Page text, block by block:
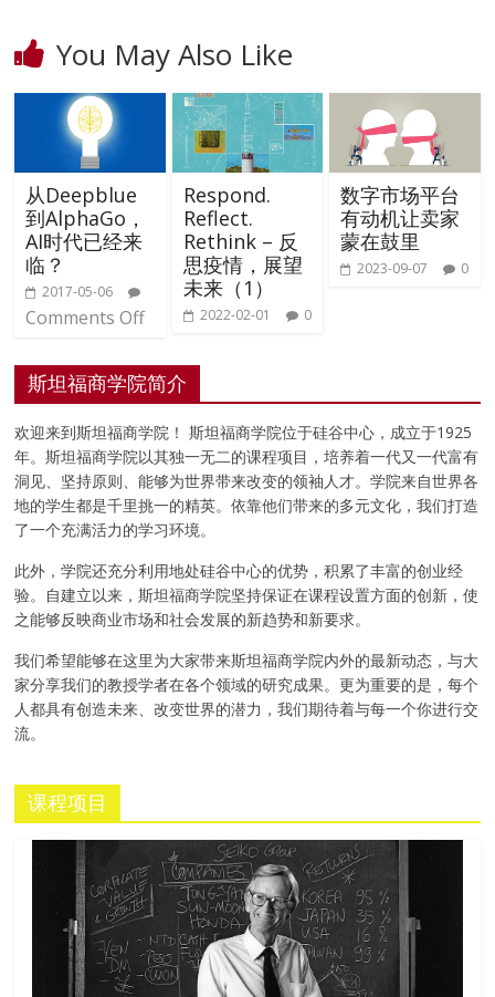
You May Also Like
从Deepblue
到AlphaGo，
AI时代已经来
临？
2017-05-06
Comments Off
Respond.
Reflect.
Rethink – 反
思疫情，展望
未来（1）
2022-02-01 0
数字市场平台
有动机让卖家
蒙在鼓里
2023-09-07 0
斯坦福商学院简介
欢迎来到斯坦福商学院！ 斯坦福商学院位于硅谷中心，成立于1925
年。斯坦福商学院以其独一无二的课程项目，培养着一代又一代富有
洞见、坚持原则、能够为世界带来改变的领袖人才。学院来自世界各
地的学生都是千里挑一的精英。依靠他们带来的多元文化，我们打造
了一个充满活力的学习环境。
此外，学院还充分利用地处硅谷中心的优势，积累了丰富的创业经
验。自建立以来，斯坦福商学院坚持保证在课程设置方面的创新，使
之能够反映商业市场和社会发展的新趋势和新要求。
我们希望能够在这里为大家带来斯坦福商学院内外的最新动态，与大
家分享我们的教授学者在各个领域的研究成果。更为重要的是，每个
人都具有创造未来、改变世界的潜力，我们期待着与每一个你进行交
流。
课程项目